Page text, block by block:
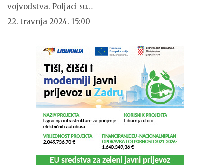
vojvodstva. Poljaci su…
22. travnja 2024. 15:00